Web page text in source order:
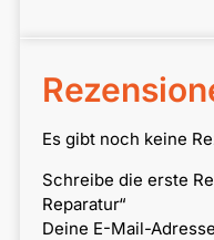
Es gibt noch keine
Schreibe die erste
Reparatur“
Deine E-Mail-